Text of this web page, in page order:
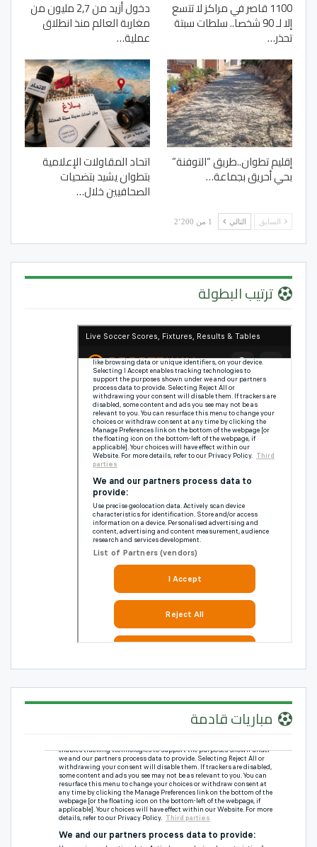
1100 قاصر في مراكز لا تتسع
إلا لـ 90 شخصا.. سلطات سبتة
تحذر…
دخول أزيد من 2,7 مليون من
مغاربة العالم منذ انطلاق
عملية…
إقليم تطوان..طريق “التوفنة”
بحي أحريق بجماعة…
اتحاد المقاولات الإعلامية
بتطوان يشيد بتضحيات
الصحافيين خلال…
السابق التالي 1 من 2٬200
ترتيب البطولة
مباريات قادمة